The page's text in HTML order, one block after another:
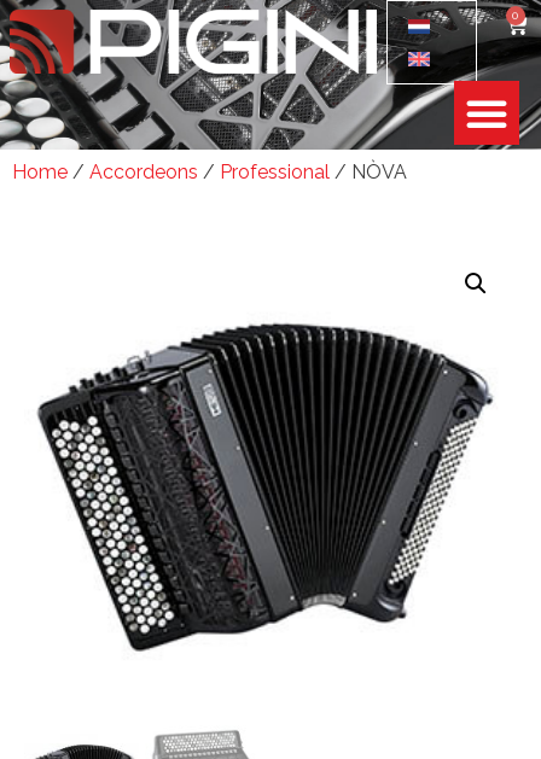
0
Home / Accordeons / Professional / NÒVA